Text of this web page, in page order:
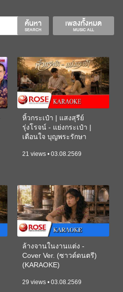
เพลงทั้งหมด
MUSIC ALL
ค้นหา
SEARCH
หิ้วกระเป๋า | แสงสุรีย์
รุ่งโรจน์ - แย่งกระเป๋า |
เตือนใจ บุญพระรักษา
21 views • 03.08.2569
ล้างจานในงานแต่ง -
Cover Ver. (ซาวด์ดนตรี)
(KARAOKE)
29 views • 03.08.2569